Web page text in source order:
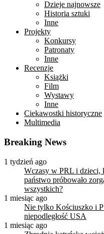
Dzieje najnowsze
Historia sztuki
Inne
Projekty
Konkursy
Patronaty
Inne
Recenzje
Książki
Film
Wystawy
Inne
Ciekawostki historyczne
Multimedia
Breaking News
1 tydzień ago
Wczasy w PRL i dzieci,
państwo próbowało
wszystkich?
1 miesiąc ago
Nie tylko Kościuszko i
niepodległość USA
1 miesiąc ago